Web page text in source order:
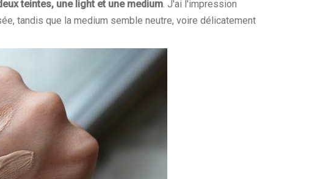
teintes, une light et une medium. J'ai l'impression
tandis que la medium semble neutre, voire délicatement